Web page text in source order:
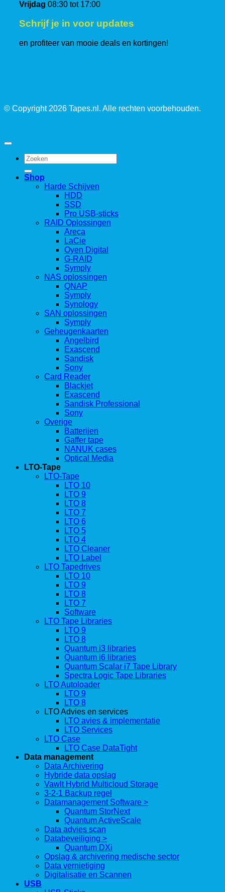
Vrijdag 08:30 tot 17:00
Schrijf je in voor updates
en profiteer van mooie deals en kortingen!
© Copyright 2026 Tapes.nl. Alle rechten voorbehouden.
Zoeken
naar:
Shop
Harde Schijven
HDD
SSD
Pro USB-sticks
RAID Oplossingen
Areca
LaCie
Oyen Digital
G-RAID
Symply
NAS oplossingen
QNAP
Symply
Synology
SAN oplossingen
Symply
Geheugenkaarten
Angelbird
Exascend
Sandisk
Sony
Card Reader
Blackjet
Exascend
Sandisk Professional
Sony
Overige
Batterijen
Gaffer tape
NANUK cases
Optical Media
LTO-Tape
LTO-Tape
LTO 10
LTO 9
LTO 8
LTO 7
LTO 6
LTO 5
LTO 4
LTO Cleaner
LTO Label
LTO Tapedrives
LTO 10
LTO 9
LTO 8
LTO 7
Software
LTO Tape Libraries
LTO 9
LTO 8
Quantum i3 libraries
Quantum i6 libraries
Quantum Scalar i7 Tape Library
Spectra Logic Tape Libraries
LTO Autoloader
LTO 9
LTO 8
LTO Advies en services
LTO avies & implementatie
LTO Services
LTO Case
LTO Case DataTight
Data management
Data Archivering
Hybride data opslag
Vawlt Hybrid Multicloud Storage
3-2-1 Backup regel
Datamanagement Software >
Quantum StorNext
Quantum ActiveScale
Data advies scan
Databeveiliging >
Quantum DXi
Opslag & archivering medische sector
Data vernietiging
Digitalisatie en Scannen
USB